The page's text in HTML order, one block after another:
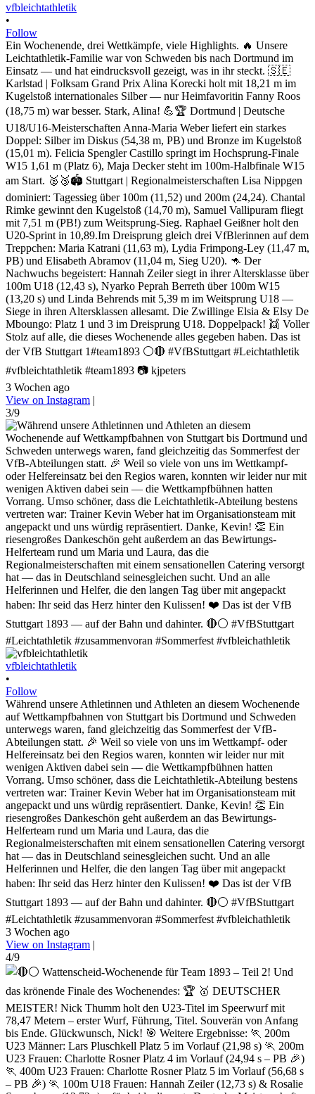
vfbleichtathletik
•
Follow
Ein Wochenende, drei Wettkämpfe, viele Highlights. 🔥 Unsere
Leichtathletik-Familie war von Schweden bis nach Dortmund im
Einsatz — und hat eindrucksvoll gezeigt, was in ihr steckt. 🇸🇪
Karlstad | Folksam Grand Prix Alina Korecki holt mit 18,21 m im
Kugelstoß internationales Silber — nur Heimfavoritin Fanny Roos
(18,75 m) war besser. Stark, Alina! 💪🏆 Dortmund | Deutsche
U18/U16-Meisterschaften Anna-Maria Weber liefert ein starkes
Doppel: Silber im Diskus (54,38 m, PB) und Bronze im Kugelstoß
(15,01 m). Felicia Spengler Castillo springt im Hochsprung-Finale
W15 1,61 m (Platz 6), Maja Decker steht im 100m-Halbfinale W15
am Start. 🥈🥉🏟️ Stuttgart | Regionalmeisterschaften Lisa Nippgen
dominiert: Tagessieg über 100m (11,52) und 200m (24,24). Chantal
Rimke gewinnt den Kugelstoß (14,70 m), Samuel Vallipuram fliegt
mit 7,51 m (PB!) zum Weitsprung-Sieg. Raphael Geißner holt den
U20-Sprint in 10,89.Im Dreisprung gleich drei VfBlerinnen auf dem
Treppchen: Maria Katrani (11,63 m), Lydia Frimpong-Ley (11,47 m,
PB) und Elisabeth Abramov (11,04 m, Sieg U20). 🦘 Der
Nachwuchs begeistert: Hannah Zeiler siegt in ihrer Altersklasse über
100m U18 (12,43 s), Nyarko Peprah Berreth über 100m W15
(13,20 s) und Linda Behrends mit 5,39 m im Weitsprung U18 —
Siege in ihren Altersklassen allesamt. Die Zwillinge Elsia & Elsy De
Mboungo: Platz 1 und 3 im Dreisprung U18. Doppelpack! 👯 Voller
Stolz auf alle, die dieses Wochenende alles gegeben haben. Das ist
der VfB Stuttgart 1#team1893 ⚪🔴 #VfBStuttgart #Leichtathletik
#vfbleichtathletik #team1893 📷 kjpeters
3 Wochen ago
View on Instagram |
3/9
vfbleichtathletik
•
Follow
Während unsere Athletinnen und Athleten an diesem Wochenende
auf Wettkampfbahnen von Stuttgart bis Dortmund und Schweden
unterwegs waren, fand gleichzeitig das Sommerfest der VfB-
Abteilungen statt. 🎉 Weil so viele von uns im Wettkampf- oder
Helfereinsatz bei den Regios waren, konnten wir leider nur mit
wenigen Aktiven dabei sein — die Wettkampfbühnen hatten
Vorrang. Umso schöner, dass die Leichtathletik-Abteilung bestens
vertreten war: Trainer Kevin Weber hat im Organisationsteam mit
angepackt und uns würdig repräsentiert. Danke, Kevin! 👏 Ein
riesengroßes Dankeschön geht außerdem an das Bewirtungs-
Helferteam rund um Maria und Laura, das die
Regionalmeisterschaften mit einem sensationellen Catering versorgt
hat — das in Deutschland seinesgleichen sucht. Und an alle
Helferinnen und Helfer, die den langen Tag über mit angepackt
haben: Ihr seid das Herz hinter den Kulissen! ❤️ Das ist der VfB
Stuttgart 1893 — auf der Bahn und dahinter. 🔴⚪ #VfBStuttgart
#Leichtathletik #zusammenvoran #Sommerfest #vfbleichathletik
3 Wochen ago
View on Instagram |
4/9